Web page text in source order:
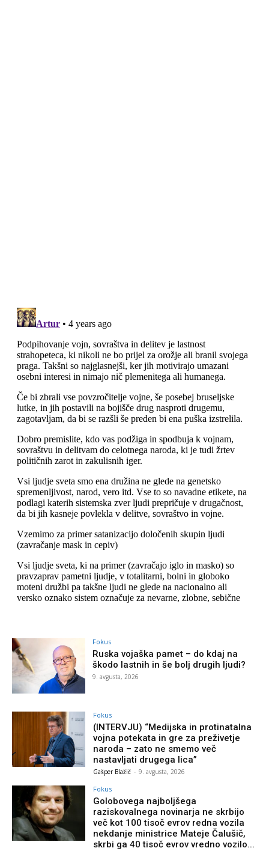
Fokus
Ruska vojaška pamet – do kdaj na
škodo lastnih in še bolj drugih ljudi?
9. avgusta, 2026
Fokus
(INTERVJU) “Medijska in protinatalna
vojna potekata in gre za preživetje
naroda – zato ne smemo več
nastavljati drugega lica”
Gašper Blažič - 9. avgusta, 2026
Fokus
Golobovega najboljšega
raziskovalnega novinarja ne skrbijo
več kot 100 tisoč evrov redna vozila
nekdanje ministrice Mateje Čalušič,
skrbi ga 40 tisoč evrov vredno vozilo...